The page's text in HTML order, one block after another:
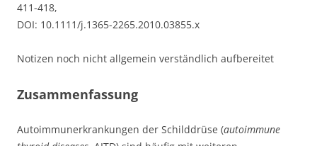
411-418,
DOI: 10.1111/j.1365-2265.2010.03855.x
Notizen noch nicht allgemein verständlich aufbereitet
Zusammenfassung
Autoimmunerkrankungen der Schilddrüse (autoimmune